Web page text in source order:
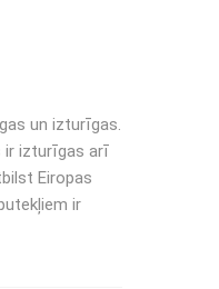
un izturīgas.
ir izturīgas arī
Eiropas
ir